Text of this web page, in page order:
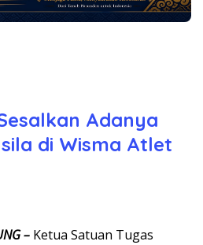
Adanya
di Wisma Atlet
– Ketua Satuan Tugas